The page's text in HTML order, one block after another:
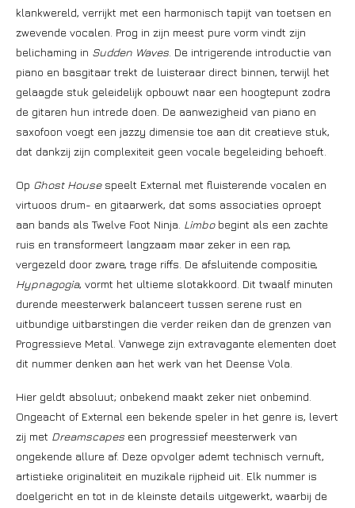
klankwereld, verrijkt met een harmonisch tapijt van toetsen en
zwevende vocalen. Prog in zijn meest pure vorm vindt zijn
belichaming in Sudden Waves . De intrigerende introductie van
piano en basgitaar trekt de luisteraar direct binnen, terwijl het
gelaagde stuk geleidelijk opbouwt naar een hoogtepunt zodra
de gitaren hun intrede doen. De aanwezigheid van piano en
saxofoon voegt een jazzy dimensie toe aan dit creatieve stuk,
dat dankzij zijn complexiteit geen vocale begeleiding behoeft.
Op Ghost Housespeelt External met fluisterende vocalen en
virtuoos drum- en gitaarwerk, dat soms associaties oproept
aan bands als Twelve Foot Ninja. Limbo begint als een zachte
ruis en transformeert langzaam maar zeker in een rap,
vergezeld door zware, trage riffs. De afsluitende compositie,
Hypnagogia, vormt het ultieme slotakkoord. Dit twaalf minuten
durende meesterwerk balanceert tussen serene rust en
uitbundige uitbarstingen die verder reiken dan de grenzen van
Progressieve Metal. Vanwege zijn extravagante elementen doet
dit nummer denken aan het werk van het Deense Vola.
Hier geldt absoluut; onbekend maakt zeker niet onbemind.
Ongeacht of External een bekende speler in het genre is, levert
zij met Dreamscapes een progressief meesterwerk van
ongekende allure af. Deze opvolger ademt technisch vernuft,
artistieke originaliteit en muzikale rijpheid uit. Elk nummer is
doelgericht en tot in de kleinste details uitgewerkt, waarbij de